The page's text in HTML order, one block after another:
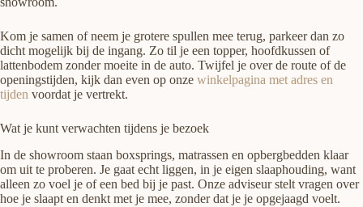
Kom je samen of neem je grotere spullen mee terug, parkeer dan zo
dicht mogelijk bij de ingang. Zo til je een topper, hoofdkussen of
lattenbodem zonder moeite in de auto. Twijfel je over de route of de
openingstijden, kijk dan even op onze winkelpagina met adres en
tijden voordat je vertrekt.
Wat je kunt verwachten tijdens je bezoek
In de showroom staan boxsprings, matrassen en opbergbedden klaar
om uit te proberen. Je gaat echt liggen, in je eigen slaaphouding, want
alleen zo voel je of een bed bij je past. Onze adviseur stelt vragen over
hoe je slaapt en denkt met je mee, zonder dat je je opgejaagd voelt.